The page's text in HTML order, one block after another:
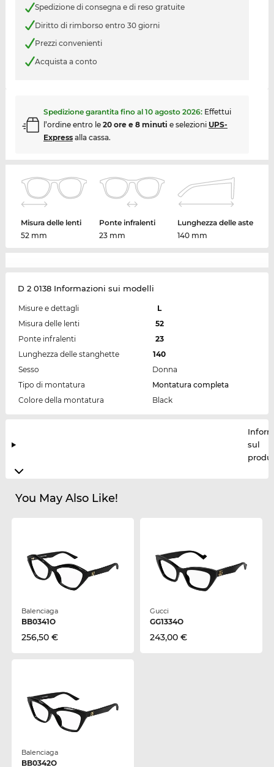
Spedizione di consegna e di reso gratuite
Diritto di rimborso entro 30 giorni
Prezzi convenienti
Acquista a conto
Spedizione garantita fino al 10 agosto 2026: Effettui
l’ordine entro le 20 ore e 8 minuti e selezioni UPS-
Expressalla cassa.
Misura delle lenti
52 mm
Ponte infralenti
23 mm
Lunghezza delle aste
140 mm
D 2 0138 Informazioni sui modelli
Misure e dettagli
L
Misura delle lenti
52
Ponte infralenti
23
Lunghezza delle stanghette
140
Sesso
Donna
Tipo di montatura
Montatura completa
Colore della montatura
Black
sul
You May Also Like!
Balenciaga
BB0341O
256,50 €
Gucci
GG1334O
243,00 €
Balenciaga
BB0342O